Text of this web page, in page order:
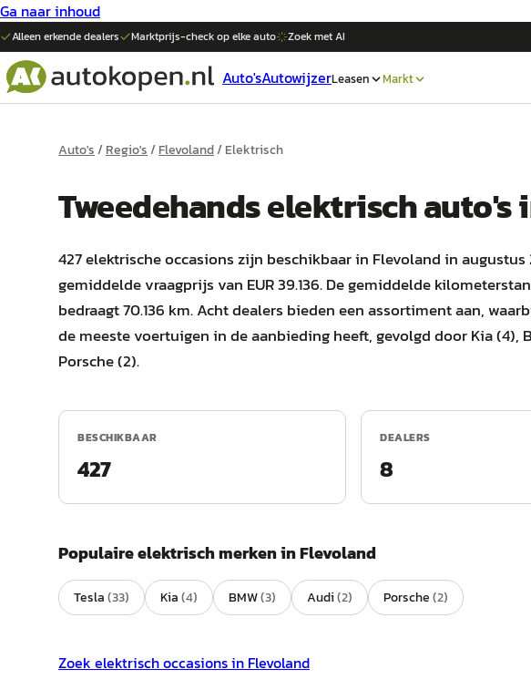
Ga naar inhoud
Alleen erkende dealers Marktprijs-check op elkeauto Zoek met AI
Auto'sAutowijzerLeasen Markt
Auto's/Regio's/Flevoland/Elektrisch
Tweedehandselektrischauto's
427 elektrische occasions zijn beschikbaar in Flevoland in augustus
gemiddelde vraagprijs van EUR 39.136. De gemiddelde
bedraagt 70.136 km. Acht dealers bieden een assortiment aan,
de meeste voertuigen in de aanbieding heeft, gevolgd door Kia (4),
Porsche (2).
BESCHIKBAAR
427
DEALERS
8
Populaireelektrischmerken inFlevoland
Tesla(33) Kia(4) BMW(3) Audi(2) Porsche(2)
Zoek elektrischoccasions in Flevoland